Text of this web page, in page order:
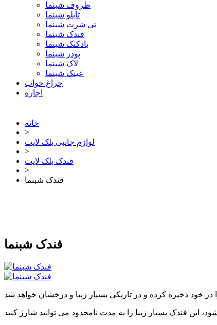
ظروف شبنما
تابلو شبنما
تی شرت شبنما
فندک شبنما
بادکنک شبنما
پودر شبنما
لاک شبنما
عینک شبنما
چراغ خواب
اجاره
خانه
>
لوازم جانبی بلک لایت
>
فندک بلک لایت
>
فندک شبنما
فندک شبنما